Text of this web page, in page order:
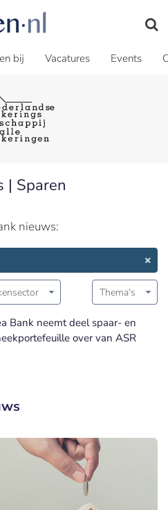
bij Vacatures Events
| Sparen
nieuws:
Thema's
Bank neemt deel spaar- en
over van ASR